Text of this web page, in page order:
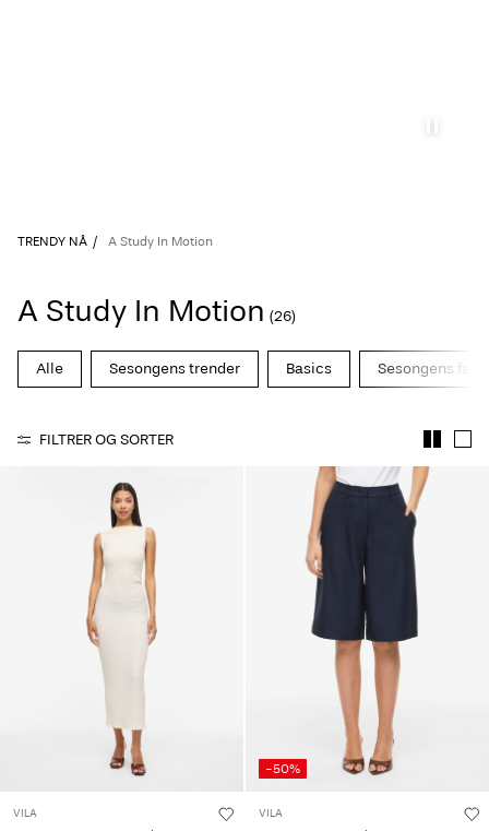
TRENDY NÅ A Study In Motion
A Study In Motion (26)
Alle Sesongens trender Basics Sesongens
FILTRER OG SORTER
VILA
-50%
VILA